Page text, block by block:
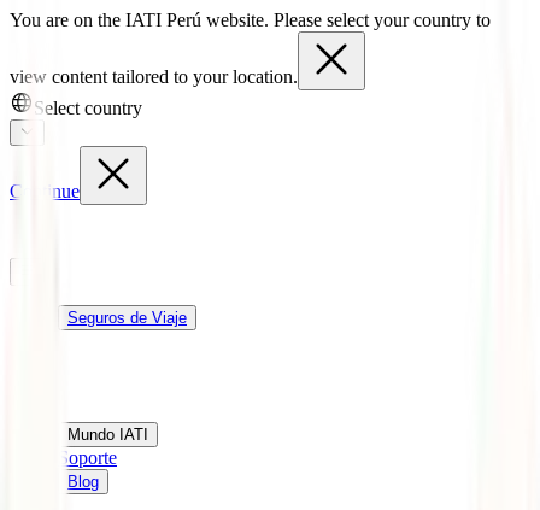
You are on the IATI Perú website. Please select your country to
view content tailored to your location.
Select country
Continue
Seguros de Viaje
Mundo IATI
Soporte
Blog